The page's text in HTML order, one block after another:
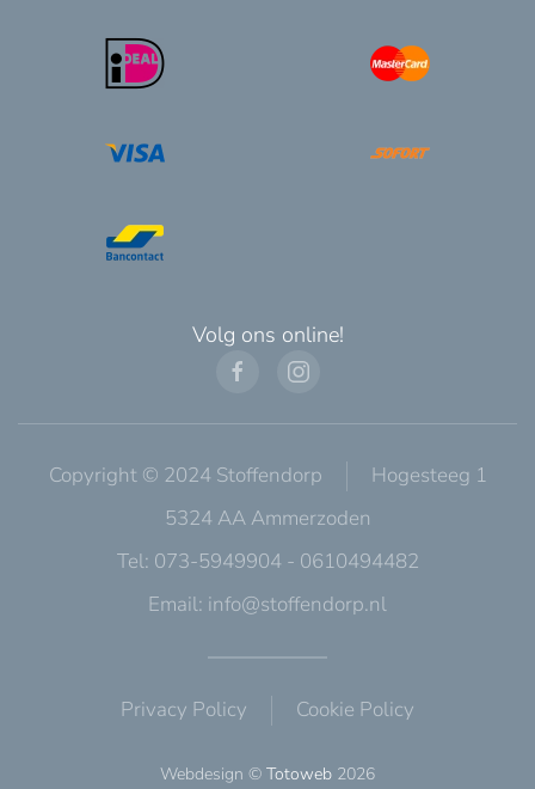
Volg ons online!
Copyright © 2024 Stoffendorp
Hogesteeg 1
5324 AA Ammerzoden
Tel: 073-5949904 - 0610494482
Email: info@stoffendorp.nl
Privacy Policy Cookie Policy
Webdesign © Totoweb 2026